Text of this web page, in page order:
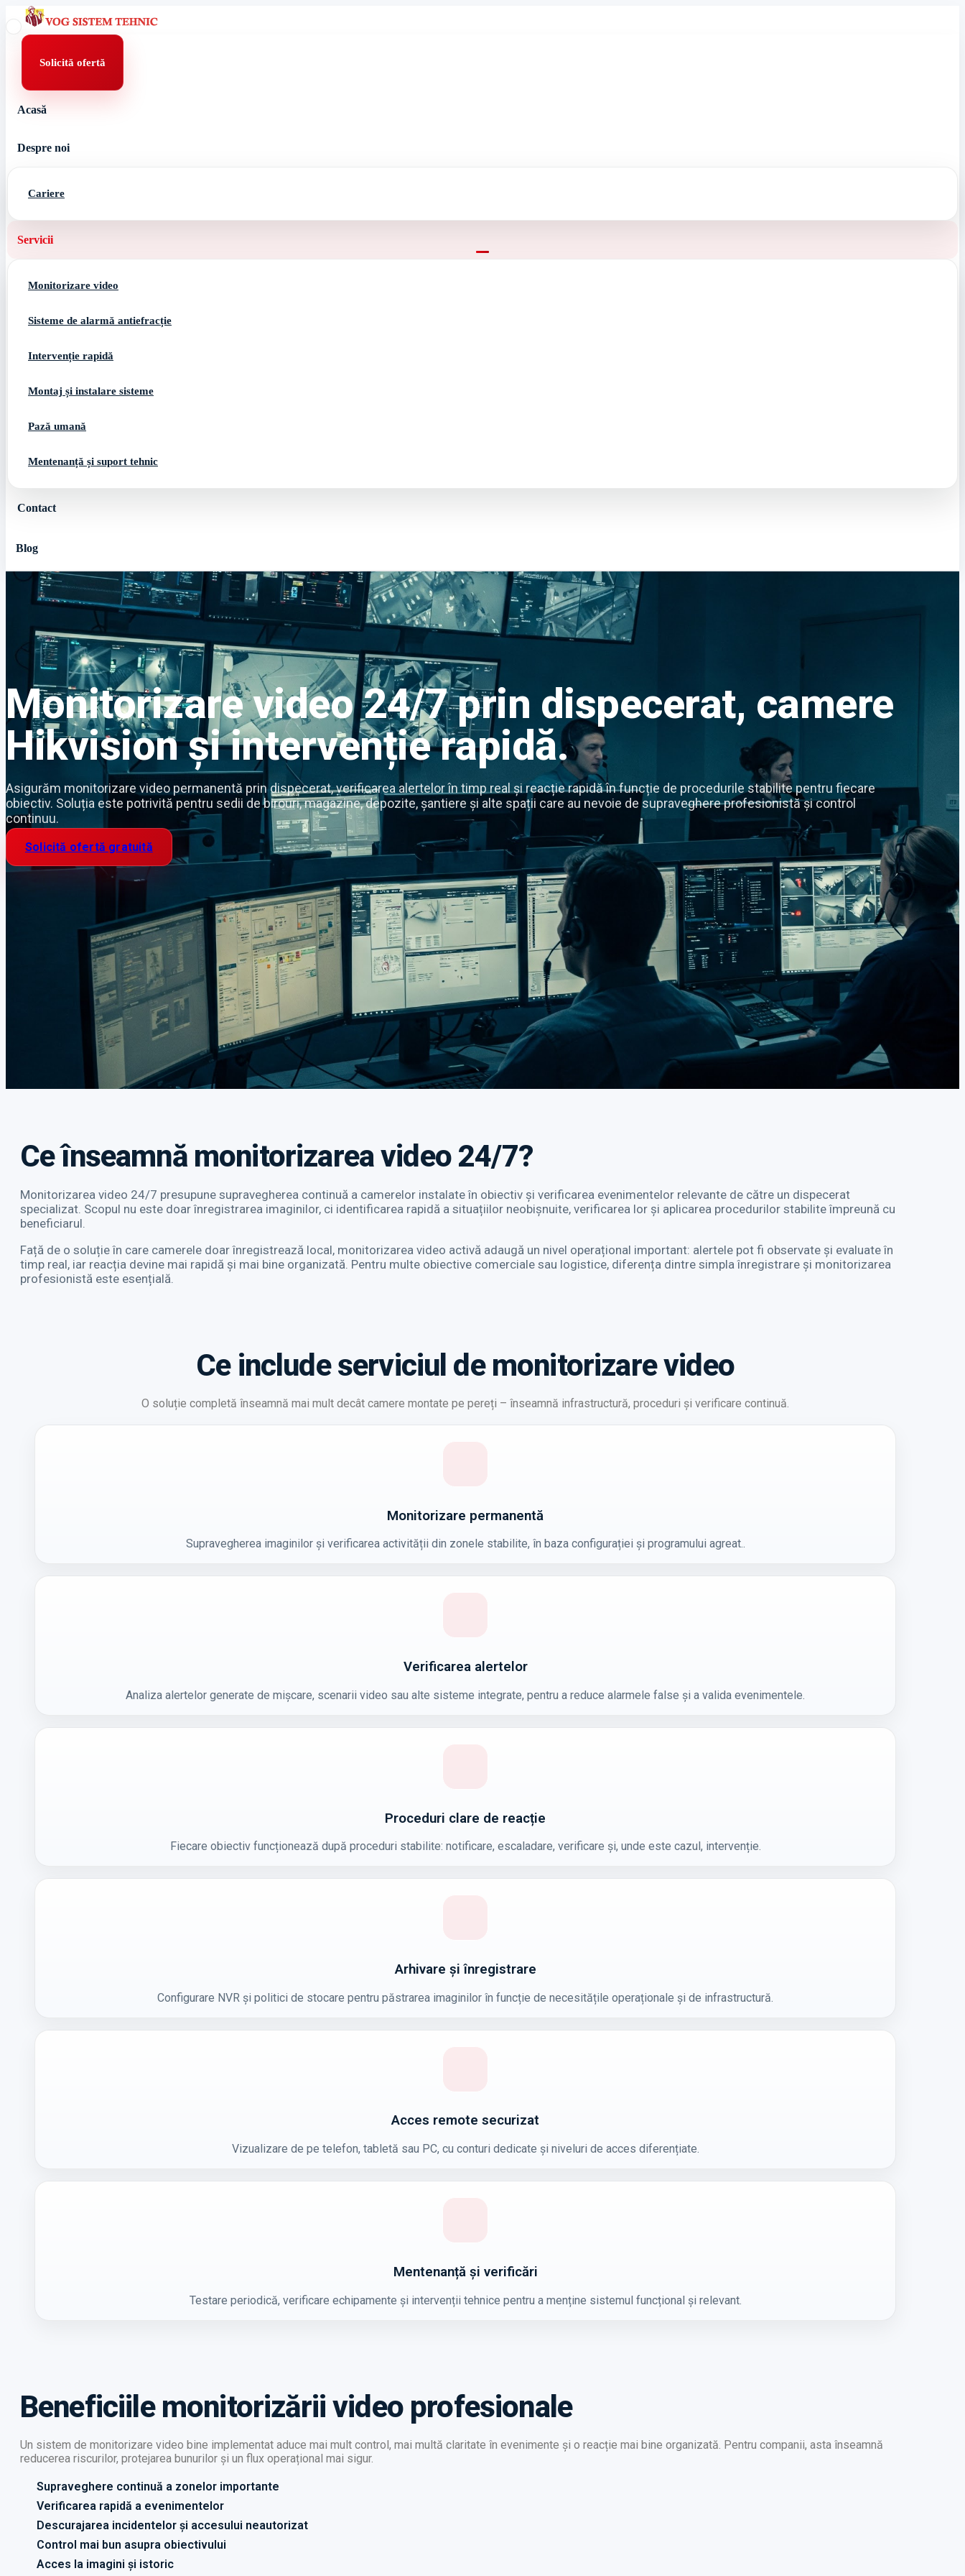
Skip
content
Solicită ofertă
Acasă
Despre noi
Cariere
Servicii
Monitorizare video
Sisteme de alarmă antiefracție
Intervenție rapidă
Montaj și instalare sisteme
Pază umană
Mentenanță și suport tehnic
Contact
Blog
Monitorizare video 24/7 prin dispecerat, camere
Hikvision și intervenție rapidă.
Asigurăm monitorizare video permanentă prin dispecerat, verificarea alertelor în timp real și reacție rapidă în funcție de procedurile stabilite pentru fiecare
obiectiv. Soluția este potrivită pentru sedii de birouri, magazine, depozite, șantiere și alte spații care au nevoie de supraveghere profesionistă și control
continuu.
Solicită ofertă gratuită
Ce înseamnă monitorizarea video 24/7?
Monitorizarea video 24/7 presupune supravegherea continuă a camerelor instalate în obiectiv și verificarea evenimentelor relevante de către un dispecerat
specializat. Scopul nu este doar înregistrarea imaginilor, ci identificarea rapidă a situațiilor neobișnuite, verificarea lor și aplicarea procedurilor stabilite împreună cu
beneficiarul.
Față de o soluție în care camerele doar înregistrează local, monitorizarea video activă adaugă un nivel operațional important: alertele pot fi observate și evaluate în
timp real, iar reacția devine mai rapidă și mai bine organizată. Pentru multe obiective comerciale sau logistice, diferența dintre simpla înregistrare și monitorizarea
profesionistă este esențială.
Ce include serviciul de monitorizare video
O soluție completă înseamnă mai mult decât camere montate pe pereți – înseamnă infrastructură, proceduri și verificare continuă.
Monitorizare permanentă
Supravegherea imaginilor și verificarea activității din zonele stabilite, în baza configurației și programului agreat..
Verificarea alertelor
Analiza alertelor generate de mișcare, scenarii video sau alte sisteme integrate, pentru a reduce alarmele false și a valida evenimentele.
Proceduri clare de reacție
Fiecare obiectiv funcționează după proceduri stabilite: notificare, escaladare, verificare și, unde este cazul, intervenție.
Arhivare și înregistrare
Configurare NVR și politici de stocare pentru păstrarea imaginilor în funcție de necesitățile operaționale și de infrastructură.
Acces remote securizat
Vizualizare de pe telefon, tabletă sau PC, cu conturi dedicate și niveluri de acces diferențiate.
Mentenanță și verificări
Testare periodică, verificare echipamente și intervenții tehnice pentru a menține sistemul funcțional și relevant.
Beneficiile monitorizării video profesionale
Un sistem de monitorizare video bine implementat aduce mai mult control, mai multă claritate în evenimente și o reacție mai bine organizată. Pentru companii, asta înseamnă
reducerea riscurilor, protejarea bunurilor și un flux operațional mai sigur.
Supraveghere continuă a zonelor importante
Verificarea rapidă a evenimentelor
Descurajarea incidentelor și accesului neautorizat
Control mai bun asupra obiectivului
Acces la imagini și istoric